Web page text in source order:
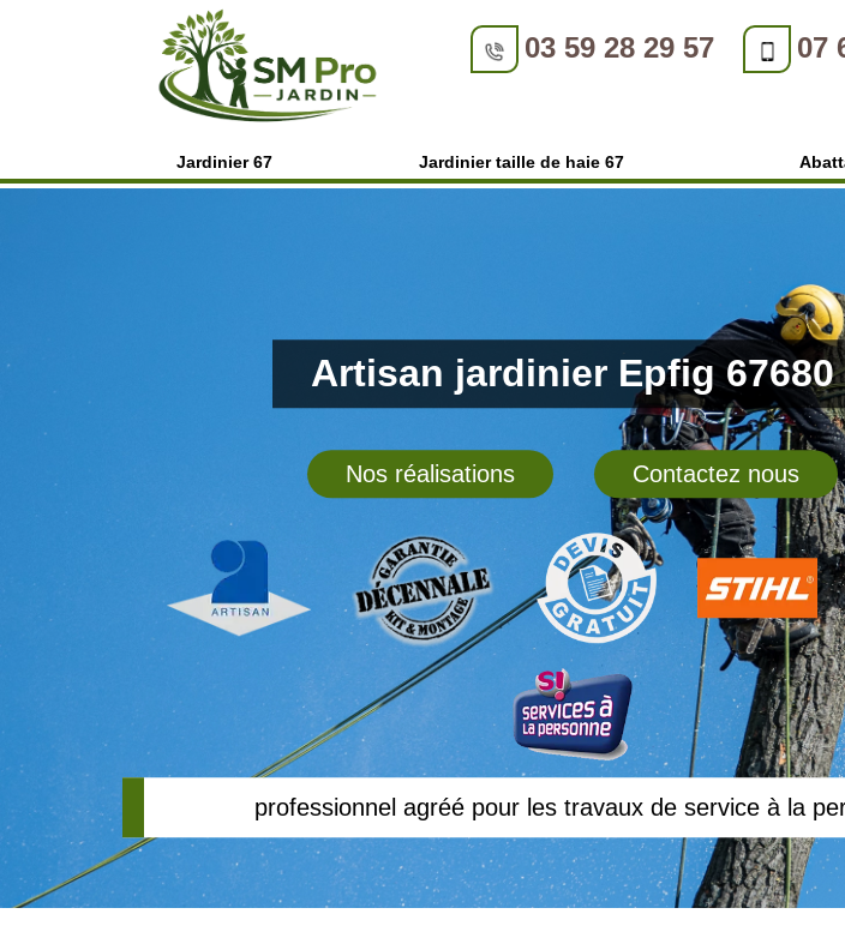
03 59 28 29 57 07
Jardinier 67 Jardinier taille de haie 67
Artisan jardinier Epfig 67680
Nos réalisations Contactez nous
professionnel agréé pour les travaux de service à la